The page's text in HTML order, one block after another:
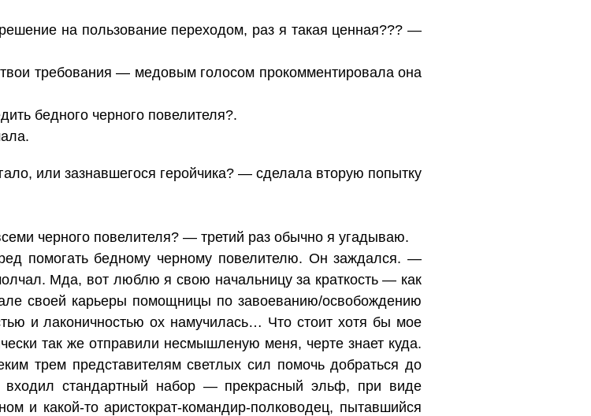
на пользование переходом, раз я такая ценная??? —
требования — медовым голосом прокомментировала она
бедного черного повелителя?.
или зазнавшегося геройчика? — сделала вторую попытку
черного повелителя? — третий раз обычно я угадываю.
помогать бедному черному повелителю. Он заждался. —
Мда, вот люблю я свою начальницу за краткость — как
своей карьеры помощницы по завоеванию/освобождению
и лаконичностью ох намучилась… Что стоит хотя бы мое
так же отправили несмышленую меня, черте знает куда.
трем представителям светлых сил помочь добраться до
стандартный набор — прекрасный эльф, при виде
и какой-то аристократ-командир-полководец, пытавшийся